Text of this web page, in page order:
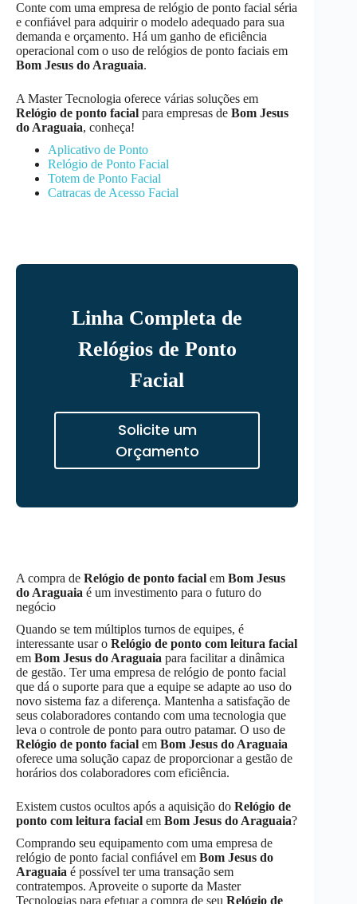
Conte com uma empresa de relógio de ponto facial séria
e confiável para adquirir o modelo adequado para sua
demanda e orçamento. Há um ganho de eficiência
operacional com o uso de relógios de ponto faciais em
Bom Jesus do Araguaia.
A Master Tecnologia oferece várias soluções em
Relógio de ponto facial para empresas de Bom Jesus
do Araguaia, conheça!
Aplicativo de Ponto
Relógio de Ponto Facial
Totem de Ponto Facial
Catracas de Acesso Facial
Linha Completa de
Relógios de Ponto
Facial
Solicite um
Orçamento
A compra de Relógio de ponto facial em Bom Jesus
do Araguaia é um investimento para o futuro do
negócio
Quando se tem múltiplos turnos de equipes, é
interessante usar o Relógio de ponto com leitura facial
em Bom Jesus do Araguaia para facilitar a dinâmica
de gestão. Ter uma empresa de relógio de ponto facial
que dá o suporte para que a equipe se adapte ao uso do
novo sistema faz a diferença. Mantenha a satisfação de
seus colaboradores contando com uma tecnologia que
leva o controle de ponto para outro patamar. O uso de
Relógio de ponto facial em Bom Jesus do Araguaia
oferece uma solução capaz de proporcionar a gestão de
horários dos colaboradores com eficiência.
Existem custos ocultos após a aquisição do Relógio de
ponto com leitura facial em Bom Jesus do Araguaia?
Comprando seu equipamento com uma empresa de
relógio de ponto facial confiável em Bom Jesus do
Araguaia é possível ter uma transação sem
contratempos. Aproveite o suporte da Master
Tecnologias para efetuar a compra de seu Relógio de